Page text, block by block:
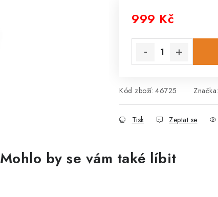
999 Kč
Kód zboží: 46725 Značka:
Tisk Zeptat se
Mohlo by se vám také líbit